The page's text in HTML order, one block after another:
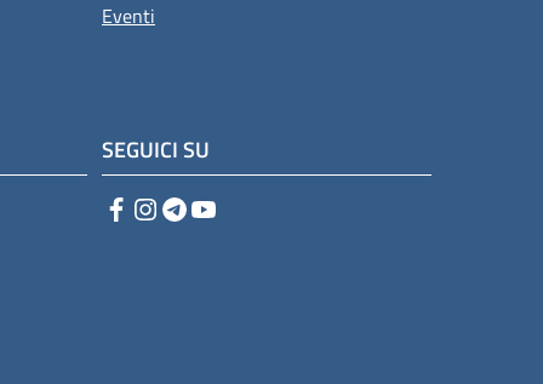
Eventi
SEGUICI SU
Facebook
Instagram
Telegram